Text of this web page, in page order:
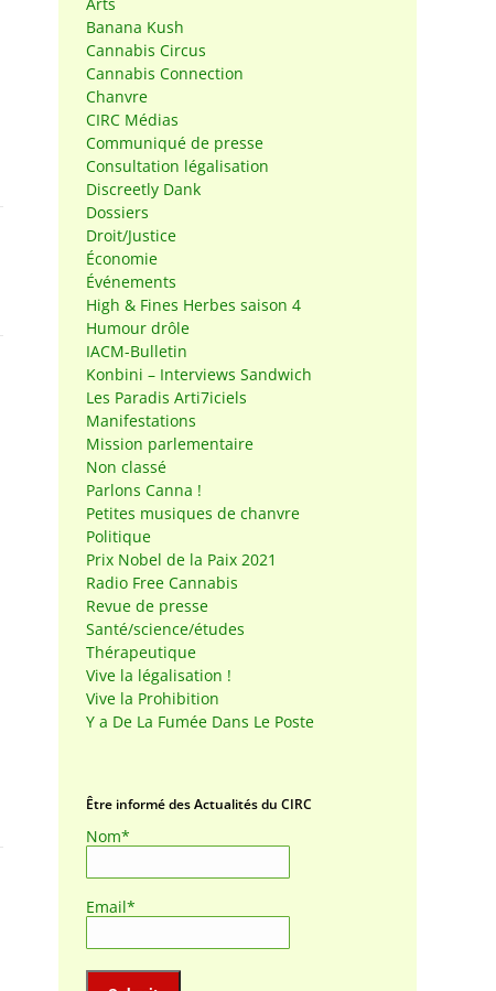
Banana Kush
Cannabis Circus
Cannabis Connection
Chanvre
CIRC Médias
Communiqué de presse
Consultation légalisation
Discreetly Dank
Dossiers
Droit/Justice
Économie
Événements
High & Fines Herbes saison 4
Humour drôle
IACM-Bulletin
Konbini – Interviews Sandwich
Les Paradis Arti7iciels
Manifestations
Mission parlementaire
Non classé
Parlons Canna !
Petites musiques de chanvre
Politique
Prix Nobel de la Paix 2021
Radio Free Cannabis
Revue de presse
Santé/science/études
Thérapeutique
Vive la légalisation !
Vive la Prohibition
Y a De La Fumée Dans Le Poste
Être informé des Actualités du CIRC
Nom*
Email*